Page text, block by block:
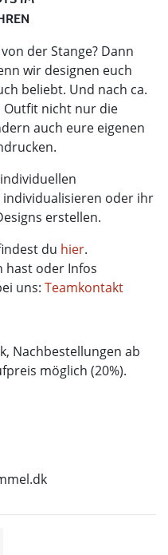
der Stange? Dann
wir designen euch
beliebt. Und nach ca.
Outfit nicht nur die
auch eure eigenen
oder ihr
erstellen.
du hier.
hast oder Infos
uns: Teamkontakt
Nachbestellungen ab
möglich (20%).